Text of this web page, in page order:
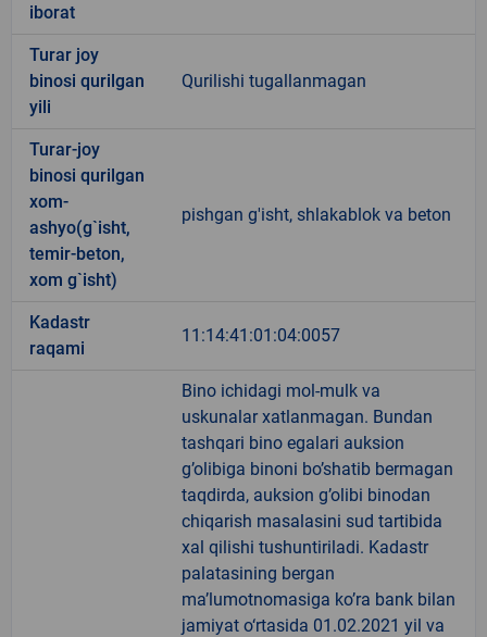
iborat
Turar joy
binosi qurilgan
yili
Qurilishi tugallanmagan
Turar-joy
binosi qurilgan
xom-
ashyo(g`isht,
temir-beton,
xom g`isht)
pishgan g'isht, shlakablok va beton
Kadastr
raqami
11:14:41:01:04:0057
Bino ichidagi mol-mulk va
uskunalar xatlanmagan. Bundan
tashqari bino egalari auksion
g’olibiga binoni bo’shatib bermagan
taqdirda, auksion g’olibi binodan
chiqarish masalasini sud tartibida
xal qilishi tushuntiriladi. Kadastr
palatasining bergan
ma’lumotnomasiga ko’ra bank bilan
jamiyat o‘rtasida 01.02.2021 yil va